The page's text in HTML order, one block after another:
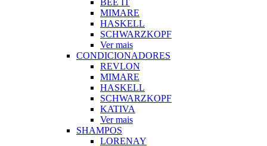
MIMARE
HASKELL
SCHWARZKOPF
Ver mais
CONDICIONADORES
REVLON
MIMARE
HASKELL
SCHWARZKOPF
KATIVA
Ver mais
SHAMPOS
LORENAY